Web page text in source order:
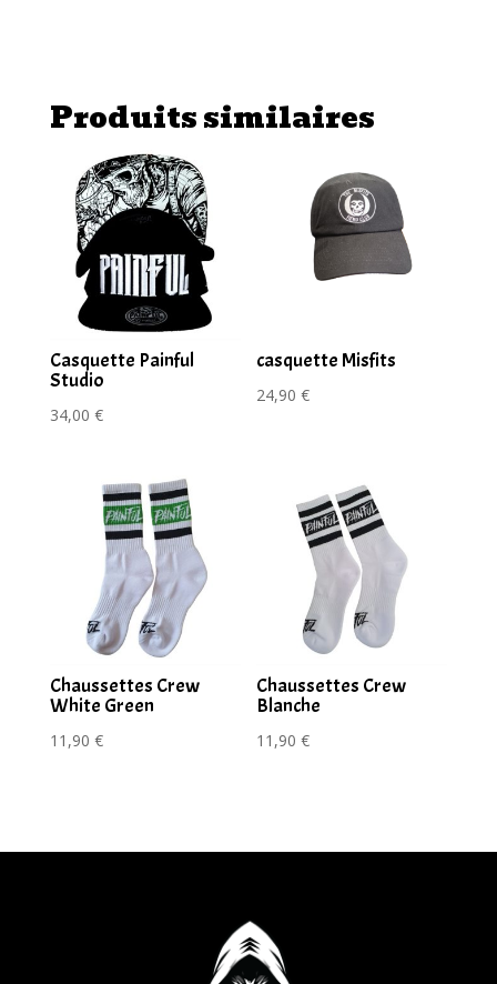
Produits similaires
Casquette Painful
Studio
34,00 €
casquette Misfits
24,90€
Chaussettes Crew
White Green
11,90 €
Chaussettes Crew
Blanche
11,90€